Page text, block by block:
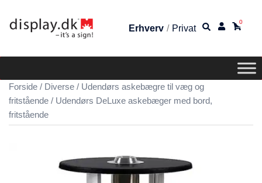
Erhverv / Privat
0
Forside / Diverse / Udendørs askebægre til væg og
fritstående / Udendørs DeLuxe askebæger med bord,
fritstående